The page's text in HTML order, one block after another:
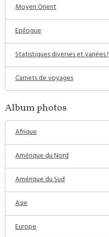
Moyen Orient
Epilogue
Statistiques diverses et variées !
Carnets de voyages
Album photos
Afrique
Amérique du Nord
Amérique du Sud
Asie
Europe